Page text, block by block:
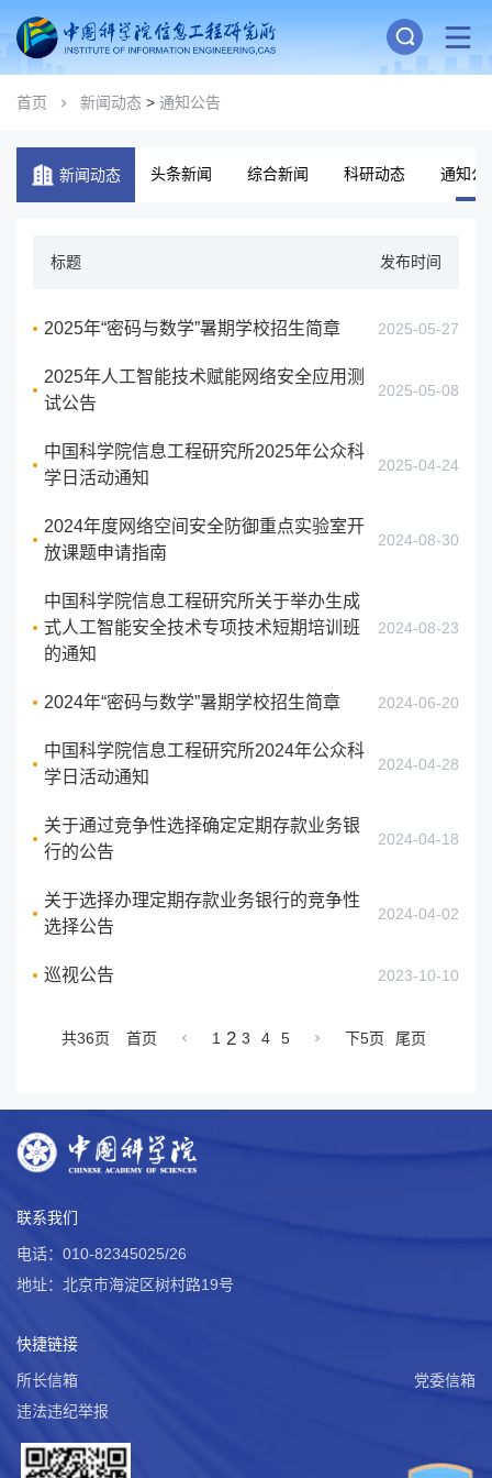
首页 新闻动态 > 通知公告
新闻动态 头条新闻 综合新闻 科研动态 通知公
标题 发布时间
2025年“密码与数学”暑期学校招生简章 2025-05-27
2025年人工智能技术赋能网络安全应用测
试公告
2025-05-08
中国科学院信息工程研究所2025年公众科
学日活动通知
2025-04-24
2024年度网络空间安全防御重点实验室开
放课题申请指南
2024-08-30
中国科学院信息工程研究所关于举办生成
式人工智能安全技术专项技术短期培训班
的通知
2024-08-23
2024年“密码与数学”暑期学校招生简章 2024-06-20
中国科学院信息工程研究所2024年公众科
学日活动通知
2024-04-28
关于通过竞争性选择确定定期存款业务银
行的公告
2024-04-18
关于选择办理定期存款业务银行的竞争性
选择公告
2024-04-02
巡视公告 2023-10-10
共36页 首页 1 2 3 4 5 下5页 尾页
联系我们
电话：010-82345025/26
地址：北京市海淀区树村路19号
快捷链接
所长信箱
党委信箱
违法违纪举报